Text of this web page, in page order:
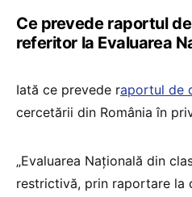
Ce prevede raportul
referitor la Evaluarea
Iată ce prevede raportul de
cercetării din România în
„Evaluarea Națională din
restrictivă, prin raportare la